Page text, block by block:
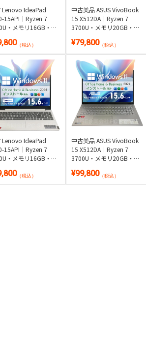
Lenovo IdeaPad
15API｜Ryzen 7
・メモリ16GB・
15.6型｜Windows
Office 2付き
（税込）
中古美品 ASUS VivoBook
15 X512DA｜Ryzen 7
3700U・メモリ20GB・
ンキー搭載｜Windows
11・WPS Office 2付き
¥79,800（税込）
Lenovo IdeaPad
15API｜Ryzen 7
・メモリ16GB・
15.6型｜Windows
Microsoft Office 2024
（税込）
中古美品 ASUS VivoBook
15 X512DA｜Ryzen 7
3700U・メモリ20GB・
ンキー搭載｜Windows
11・Microsoft Office 2024
¥99,800（税込）